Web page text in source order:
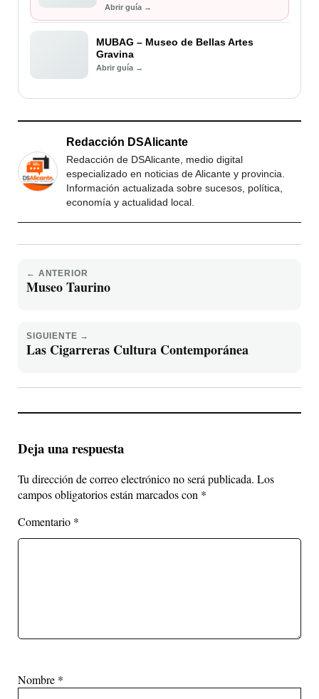
Abrir guía →
MUBAG – Museo de Bellas Artes
Gravina
Abrir guía →
Redacción DSAlicante
Redacción de DSAlicante, medio digital
especializado en noticias de Alicante y provincia.
Información actualizada sobre sucesos, política,
economía y actualidad local.
← ANTERIOR
Museo Taurino
SIGUIENTE →
Las Cigarreras Cultura Contemporánea
Deja una respuesta
Tu dirección de correo electrónico no será publicada. Los
campos obligatorios están marcados con *
Comentario *
Nombre *